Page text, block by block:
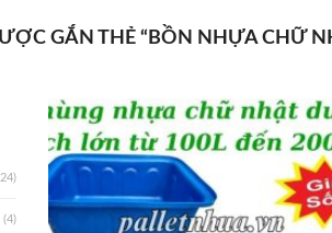
GẮN THẺ “BỒN NHỰA CHỮ
(4)